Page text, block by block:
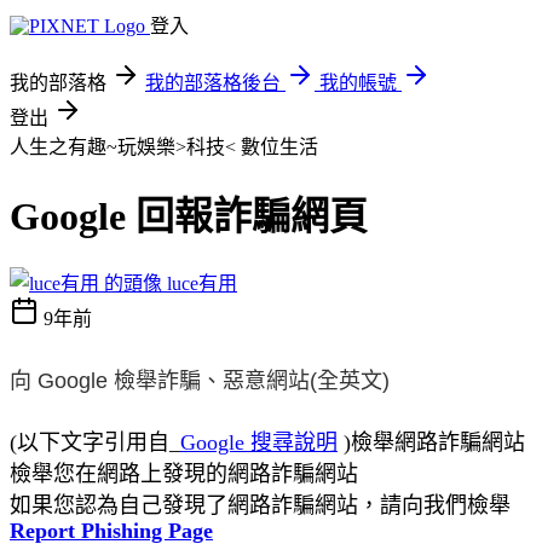
登入
我的部落格 我的部落格後台
我的帳號
登出
人生之有趣~玩娛樂>科技< 數位生活
Google 回報詐騙網頁
luce有用
9年前
向 Google 檢舉詐騙、惡意網站(全英文)
(以下文字引用自_ Google 搜尋說明 )檢舉網路詐騙網站
檢舉您在網路上發現的網路詐騙網站
如果您認為自己發現了網路詐騙網站，請向我們檢舉
Report Phishing Page